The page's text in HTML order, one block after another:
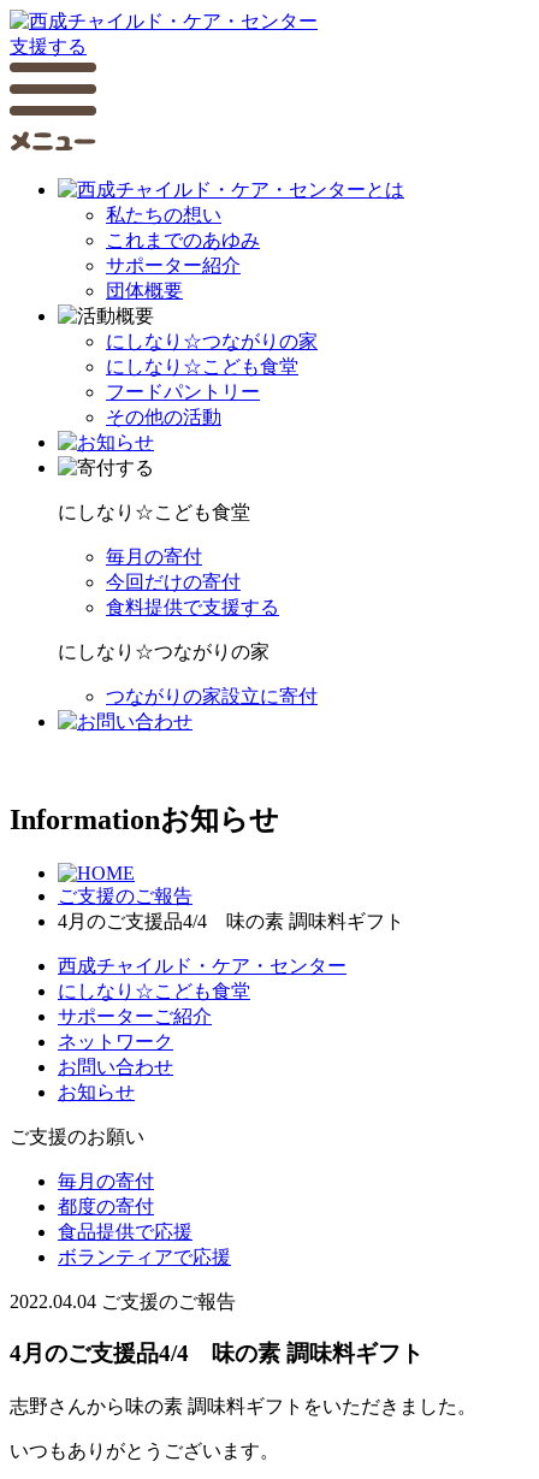
支援する
私たちの想い
これまでのあゆみ
サポーター紹介
団体概要
にしなり☆つながりの家
にしなり☆こども食堂
フードパントリー
その他の活動
にしなり☆こども食堂
毎月の寄付
今回だけの寄付
食料提供で支援する
にしなり☆つながりの家
つながりの家設立に寄付
Informationお知らせ
ご支援のご報告
4月のご支援品4/4 味の素 調味料ギフト
西成チャイルド・ケア・センター
にしなり☆こども食堂
サポーターご紹介
ネットワーク
お問い合わせ
お知らせ
ご支援のお願い
毎月の寄付
都度の寄付
食品提供で応援
ボランティアで応援
2022.04.04 ご支援のご報告
4月のご支援品4/4 味の素 調味料ギフト
志野さんから味の素 調味料ギフトをいただきました。
いつもありがとうございます。